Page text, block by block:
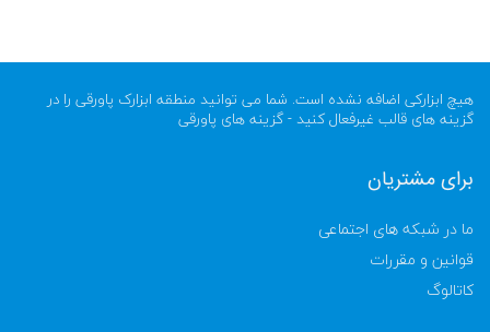
هیچ ابزارکی اضافه نشده است. شما می توانید منطقه ابزارک پاورقی را در
گزینه های قالب غیرفعال کنید - گزینه های پاورقی
برای مشتریان
ما در شبکه های اجتماعی
قوانین و مقررات
کاتالوگ